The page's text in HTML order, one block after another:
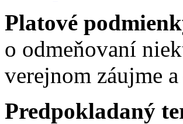
Platové
o odmeňovaní
verejnom záujme
Predpokladaný